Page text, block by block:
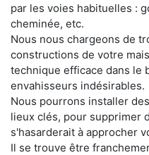
par les voies habituelles :
cheminée, etc.
Nous nous chargeons de
constructions de votre
technique efficace dans le
envahisseurs indésirables.
Nous pourrons installer
lieux clés, pour supprimer
s'hasarderait à approcher
Il se trouve être